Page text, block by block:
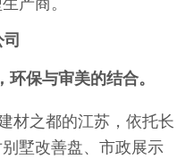
保与审美的结合。
材之都的江苏，依托长
墅改善盘、市政展示